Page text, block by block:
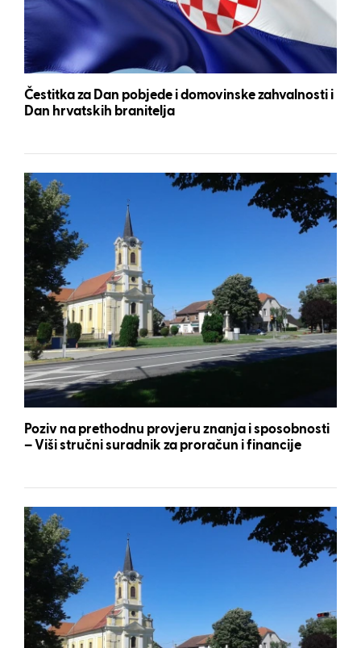
Čestitka za Dan pobjede i domovinske zahvalnosti i
Dan hrvatskih branitelja
Poziv na prethodnu provjeru znanja i sposobnosti
– Viši stručni suradnik za proračun i financije